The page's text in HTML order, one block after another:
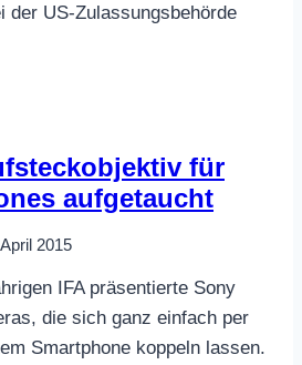
der US-Zulassungsbehörde
für
aufgetaucht
2015
IFA präsentierte Sony
die sich ganz einfach per
Smartphone koppeln lassen.